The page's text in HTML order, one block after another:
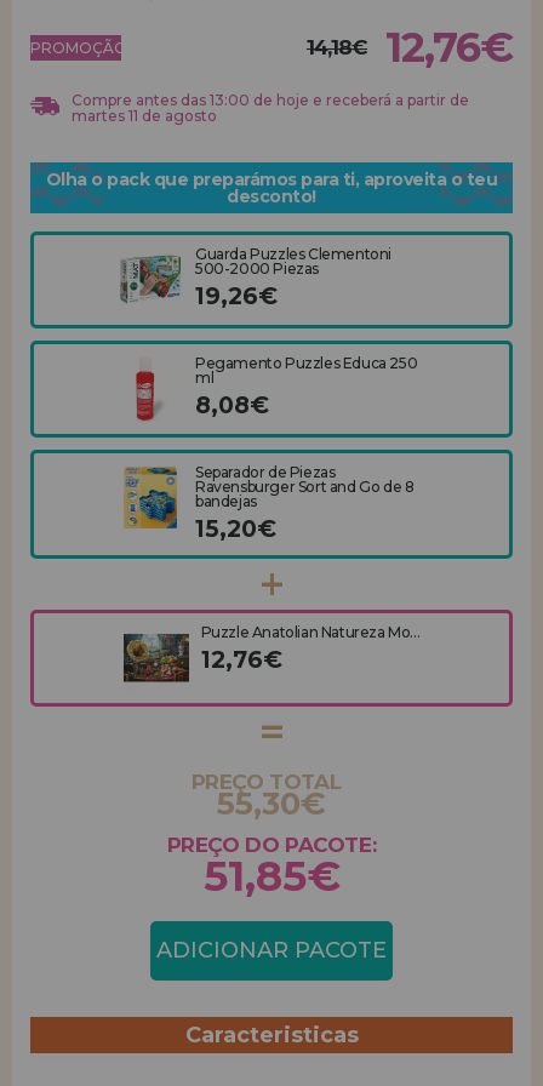
REGISTRO DE REVENDEDOR
PROMOÇÃO! 14,18€ 12,76€
Compre antes das 13:00 de hoje e receberá a partir de
martes 11 de agosto
Olha o pack que preparámos para ti, aproveita o teu
desconto!
Guarda Puzzles Clementoni
500-2000 Piezas
19,26€
Pegamento Puzzles Educa 250
ml
8,08€
Separador de Piezas
Ravensburger Sort and Go de 8
bandejas
15,20€
Puzzle Anatolian Natureza Mo...
12,76€
PREÇO TOTAL
55,30€
PREÇO DO PACOTE:
51,85€
ADICIONAR PACOTE
Caracteristicas